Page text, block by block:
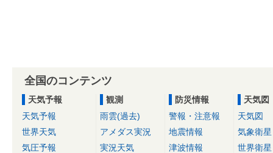
全国のコンテンツ
天気予報
天気予報
世界天気
気圧予報
観測
雨雲(過去)
アメダス実況
実況天気
防災情報
警報・注意報
地震情報
津波情報
天気図
天気図
気象衛星
世界衛星